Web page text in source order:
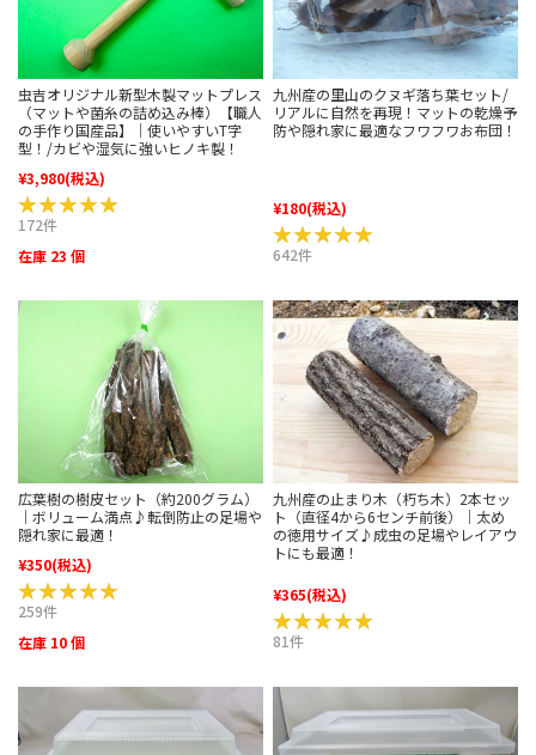
虫吉オリジナル新型木製マットプレス
（マットや菌糸の詰め込み棒）【職人
の手作り国産品】｜使いやすいT字
型！/カビや湿気に強いヒノキ製！
¥3,980(税込)
★★★★★
★★★★★
172件
在庫 23 個
九州産の里山のクヌギ落ち葉セット/
リアルに自然を再現！マットの乾燥予
防や隠れ家に最適なフワフワお布団！
¥180(税込)
★★★★★
★★★★★
642件
広葉樹の樹皮セット（約200グラム）
｜ボリューム満点♪転倒防止の足場や
隠れ家に最適！
¥350(税込)
★★★★★
★★★★★
259件
在庫 10 個
九州産の止まり木（朽ち木）2本セッ
ト（直径4から6センチ前後）｜太め
の徳用サイズ♪成虫の足場やレイアウ
トにも最適！
¥365(税込)
★★★★★
★★★★★
81件